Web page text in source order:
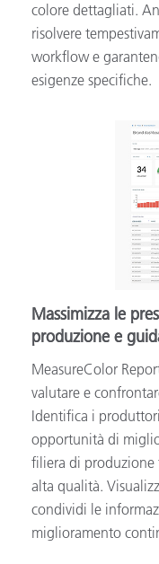
colore dettagliati.
risolvere
workflow e
esigenze specifiche.
Massimizza le
produzione e
MeasureColor
valutare e
Identifica i
opportunità di
filiera di produzione
alta qualità.
condividi le
miglioramento